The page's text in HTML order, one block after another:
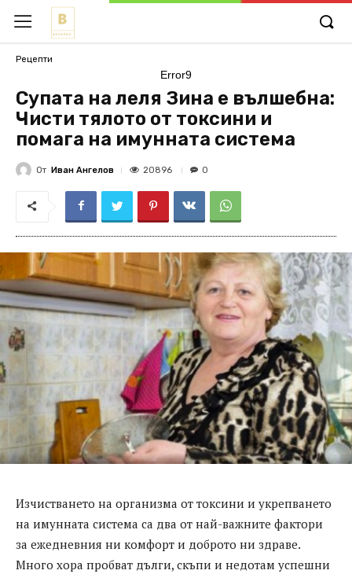
Рецепти
Error9
Супата на леля Зина е вълшебна:
Чисти тялото от токсини и
помага на имунната система
От Иван Ангелов 20896 0
Изчистването на организма от токсини и укрепването
на имунната система са два от най-важните фактори
за ежедневния ни комфорт и доброто ни здраве.
Много хора пробват дълги, скъпи и недотам успешни